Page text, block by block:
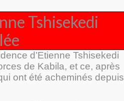
Tshisekedi
d’Etienne Tshisekedi
de Kabila, et ce, après
ont été acheminés depuis